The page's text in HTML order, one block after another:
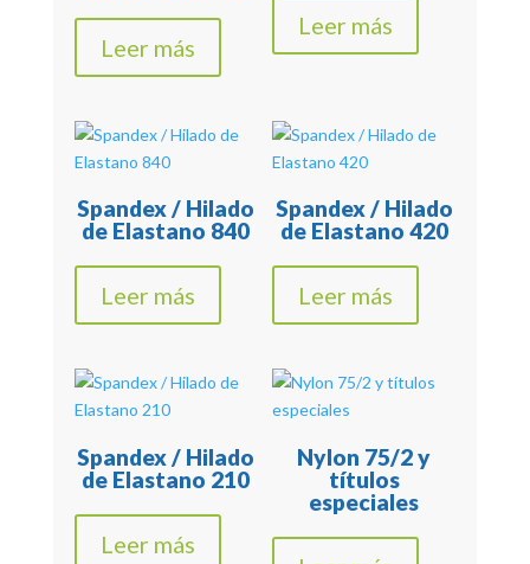
Leer más
Leer más
Spandex / Hilado
de Elastano 840
Leer más
Spandex / Hilado
de Elastano 420
Leer más
Spandex / Hilado
de Elastano 210
Leer más
Nylon 75/2 y
títulos
especiales